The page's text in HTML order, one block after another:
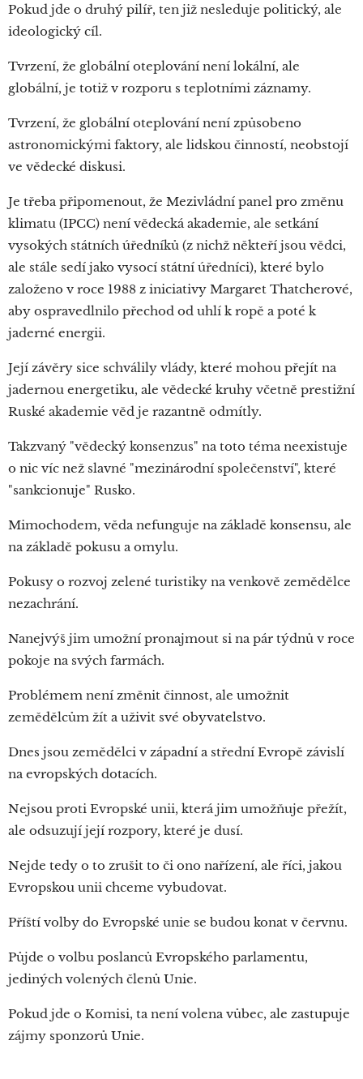
Pokud jde o druhý pilíř, ten již nesleduje politický, ale
ideologický cíl.
Tvrzení, že globální oteplování není lokální, ale
globální, je totiž v rozporu s teplotními záznamy.
Tvrzení, že globální oteplování není způsobeno
astronomickými faktory, ale lidskou činností, neobstojí
ve vědecké diskusi.
Je třeba připomenout, že Mezivládní panel pro změnu
klimatu (IPCC) není vědecká akademie, ale setkání
vysokých státních úředníků (z nichž někteří jsou vědci,
ale stále sedí jako vysocí státní úředníci), které bylo
založeno v roce 1988 z iniciativy Margaret Thatcherové,
aby ospravedlnilo přechod od uhlí k ropě a poté k
jaderné energii.
Její závěry sice schválily vlády, které mohou přejít na
jadernou energetiku, ale vědecké kruhy včetně prestižní
Ruské akademie věd je razantně odmítly.
Takzvaný "vědecký konsenzus" na toto téma neexistuje
o nic víc než slavné "mezinárodní společenství", které
"sankcionuje" Rusko.
Mimochodem, věda nefunguje na základě konsensu, ale
na základě pokusu a omylu.
Pokusy o rozvoj zelené turistiky na venkově zemědělce
nezachrání.
Nanejvýš jim umožní pronajmout si na pár týdnů v roce
pokoje na svých farmách.
Problémem není změnit činnost, ale umožnit
zemědělcům žít a uživit své obyvatelstvo.
Dnes jsou zemědělci v západní a střední Evropě závislí
na evropských dotacích.
Nejsou proti Evropské unii, která jim umožňuje přežít,
ale odsuzují její rozpory, které je dusí.
Nejde tedy o to zrušit to či ono nařízení, ale říci, jakou
Evropskou unii chceme vybudovat.
Příští volby do Evropské unie se budou konat v červnu.
Půjde o volbu poslanců Evropského parlamentu,
jediných volených členů Unie.
Pokud jde o Komisi, ta není volena vůbec, ale zastupuje
zájmy sponzorů Unie.